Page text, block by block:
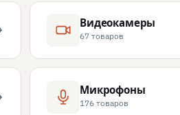
Видеокамеры
67 товаров
Микрофоны
176 товаров